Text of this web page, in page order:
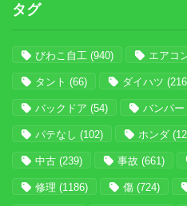
タグ
びわこ自工 (940) エアコ
タント (66) ダイハツ
バックドア (54) バンパー
パテなし (102) ホンダ
中古 (239) 事故 (661)
修理 (1186) 傷 (724)